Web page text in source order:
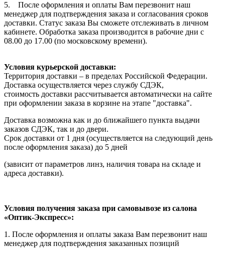
5. После оформления и оплаты Вам перезвонит наш
менеджер для подтверждения заказа и согласования сроков
доставки. Статус заказа Вы сможете отслеживать в личном
кабинете. Обработка заказа производится в рабочие дни с
08.00 до 17.00 (по московскому времени).
Условия курьерской доставки:
Территория доставки – в пределах Российской Федерации.
Доставка осуществляется через службу СДЭК,
стоимость доставки рассчитывается автоматически на сайте
при оформлении заказа в корзине на этапе "доставка".
Доставка возможна как и до ближайшего пункта выдачи
заказов СДЭК, так и до двери.
Срок доставки от 1 дня (осуществляется на следующий день
после оформления заказа) до 5 дней
(зависит от параметров линз, наличия товара на складе и
адреса доставки).
Условия получения заказа при самовывозе из салона
«Оптик-Экспресс»:
1. После оформления и оплаты заказа Вам перезвонит наш
менеджер для подтверждения заказанных позиций